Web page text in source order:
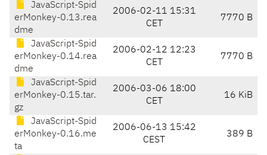
JavaScript-Spid
erMonkey-0.13.rea
dme
2006-02-11 15:31
CET
7770 B
JavaScript-Spid
erMonkey-0.14.rea
dme
2006-02-12 12:23
CET
7770 B
JavaScript-Spid
erMonkey-0.15.tar.
gz
2006-03-06 18:00
CET
16 KiB
JavaScript-Spid
erMonkey-0.16.me
ta
2006-06-13 15:42
CEST
389 B